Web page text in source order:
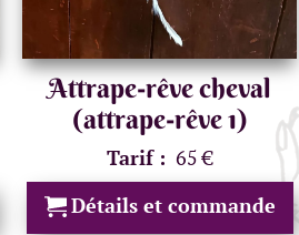
Attrape-rêve cheval
(attrape-rêve 1)
Tarif : 65 €
Détails et commande